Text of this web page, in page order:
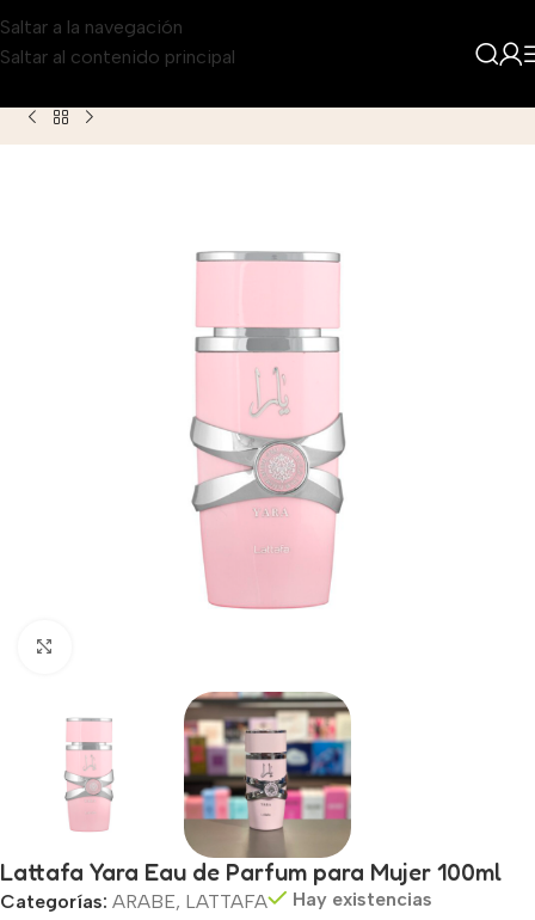
Saltar a la navegación
Saltar al contenido principal
Lattafa Yara Eau de Parfum para Mujer 100ml
Categorías: ARABE, LATTAFA Hay existencias